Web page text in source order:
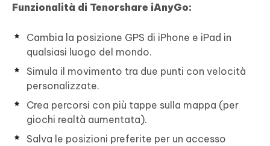
Funzionalità di Tenorshare iAnyGo:
Cambia la posizione GPS di iPhone e iPad in
qualsiasi luogo del mondo.
Simula il movimento tra due punti con velocità
personalizzate.
Crea percorsi con più tappe sulla mappa (per
giochi realtà aumentata).
Salva le posizioni preferite per un accesso